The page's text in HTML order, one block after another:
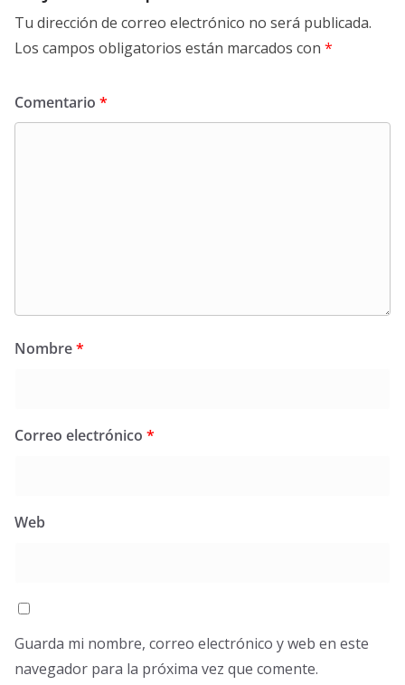
Tu dirección de correo electrónico no será publicada.
Los campos obligatorios están marcados con *
Comentario *
Nombre*
Correo electrónico *
Web
Guarda mi nombre, correo electrónico y web en este
navegador para la próxima vez que comente.